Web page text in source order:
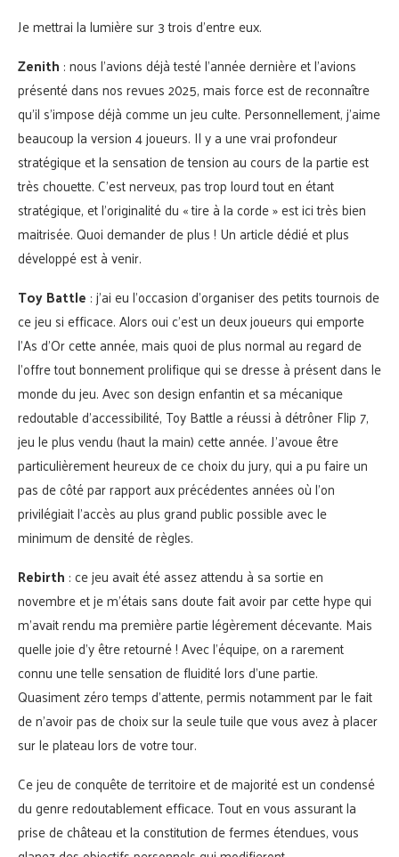
Je mettrai la lumière sur 3 trois d’entre eux.
Zenith : nous l’avions déjà testé l’année dernière et l’avions
présenté dans nos revues 2025, mais force est de reconnaître
qu’il s’impose déjà comme un jeu culte. Personnellement, j’aime
beaucoup la version 4 joueurs. Il y a une vrai profondeur
stratégique et la sensation de tension au cours de la partie est
très chouette. C’est nerveux, pas trop lourd tout en étant
stratégique, et l’originalité du « tire à la corde » est ici très bien
maitrisée. Quoi demander de plus ! Un article dédié et plus
développé est à venir.
Toy Battle : j’ai eu l’occasion d’organiser des petits tournois de
ce jeu si efficace. Alors oui c’est un deux joueurs qui emporte
l’As d’Or cette année, mais quoi de plus normal au regard de
l’offre tout bonnement prolifique qui se dresse à présent dans le
monde du jeu. Avec son design enfantin et sa mécanique
redoutable d’accessibilité, Toy Battle a réussi à détrôner Flip 7,
jeu le plus vendu (haut la main) cette année. J’avoue être
particulièrement heureux de ce choix du jury, qui a pu faire un
pas de côté par rapport aux précédentes années où l’on
privilégiait l’accès au plus grand public possible avec le
minimum de densité de règles.
Rebirth : ce jeu avait été assez attendu à sa sortie en
novembre et je m’étais sans doute fait avoir par cette hype qui
m’avait rendu ma première partie légèrement décevante. Mais
quelle joie d’y être retourné ! Avec l’équipe, on a rarement
connu une telle sensation de fluidité lors d’une partie.
Quasiment zéro temps d’attente, permis notamment par le fait
de n’avoir pas de choix sur la seule tuile que vous avez à placer
sur le plateau lors de votre tour.
Ce jeu de conquête de territoire et de majorité est un condensé
du genre redoutablement efficace. Tout en vous assurant la
prise de château et la constitution de fermes étendues, vous